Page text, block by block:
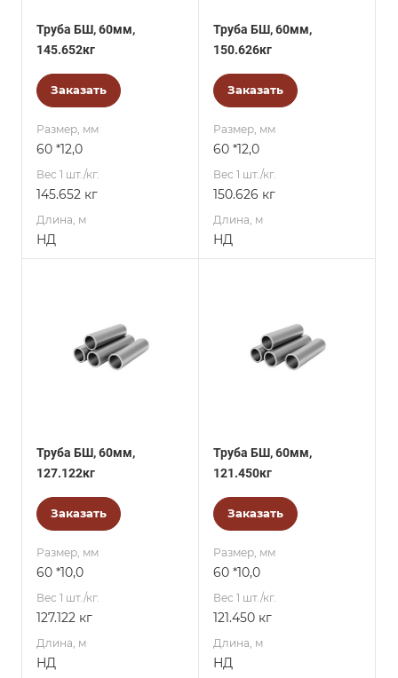
Труба БШ, 60мм,
145.652кг
Заказать
Размер, мм
60 *12,0
Вес 1 шт./кг.
145.652 кг
Длина, м
НД
Труба БШ, 60мм,
150.626кг
Заказать
Размер, мм
60 *12,0
Вес 1 шт./кг.
150.626 кг
Длина, м
НД
Труба БШ, 60мм,
127.122кг
Заказать
Размер, мм
60 *10,0
Вес 1 шт./кг.
127.122 кг
Длина, м
НД
Труба БШ, 60мм,
121.450кг
Заказать
Размер, мм
60 *10,0
Вес 1 шт./кг.
121.450 кг
Длина, м
НД